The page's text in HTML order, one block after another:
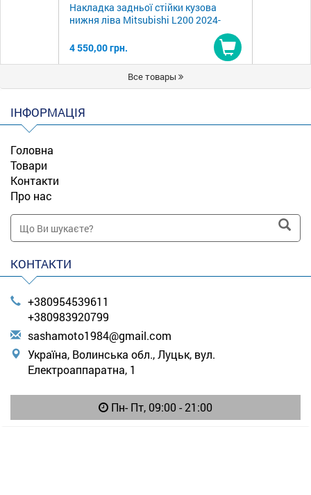
Накладка задньої стійки кузова
нижня ліва Mitsubishi L200 2024-
4 550,00 грн.
Купити
Все товары
ІНФОРМАЦІЯ
Головна
Товари
Контакти
Про нас
КОНТАКТИ
+380954539611
+380983920799
sashamoto1984@gmail.com
Україна, Волинська обл., Луцьк, вул.
Електроаппаратна, 1
Пн- Пт, 09:00 - 21:00